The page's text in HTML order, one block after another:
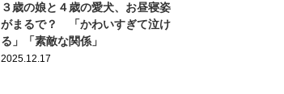
３歳の娘と４歳の愛犬、お昼寝姿
がまるで？ 「かわいすぎて泣け
る」「素敵な関係」
2025.12.17